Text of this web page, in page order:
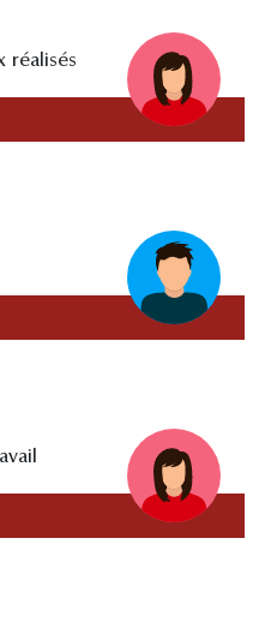
réalisés